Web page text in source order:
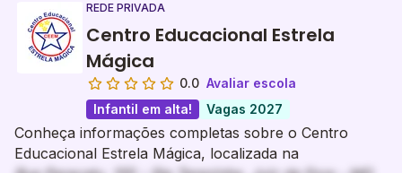
REDE PRIVADA
Centro Educacional Estrela
Mágica
0.0 Avaliar escola
Infantil em alta!
Vagas 2027
Conheça informações completas sobre o Centro
Educacional Estrela Mágica, localizada na